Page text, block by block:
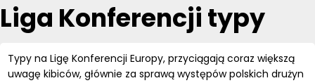
Liga Konferencji typy
Typy na Ligę Konferencji Europy, przyciągają coraz większą
uwagę kibiców, głównie za sprawą występów polskich drużyn